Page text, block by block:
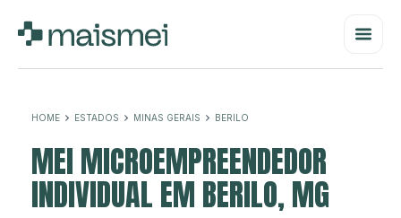
HOME ESTADOS MINAS GERAIS BERILO
MEI MICROEMPREENDEDOR
INDIVIDUAL EM BERILO, MG